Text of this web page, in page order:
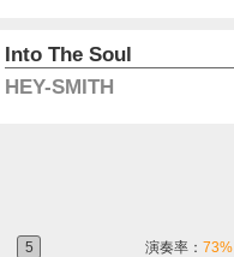
Into The Soul
HEY-SMITH
5 演奏率： 73%